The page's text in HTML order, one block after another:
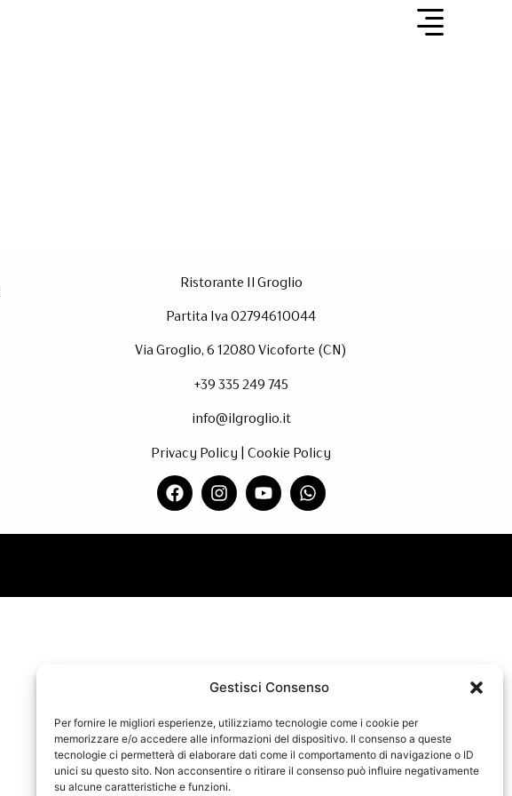
Gestisci Consenso
Per fornire le migliori esperienze, utilizziamo tecnologie come i cookie per
memorizzare e/o accedere alle informazioni del dispositivo. Il consenso a queste
tecnologie ci permetterà di elaborare dati come il comportamento di navigazione o ID
unici su questo sito. Non acconsentire o ritirare il consenso può influire negativamente
su alcune caratteristiche e funzioni.
Ristorante Il Groglio
Partita Iva 02794610044
Via Groglio, 6 12080 Vicoforte (CN)
+39 335 249 745
info@ilgroglio.it
Privacy Policy |Cookie Policy